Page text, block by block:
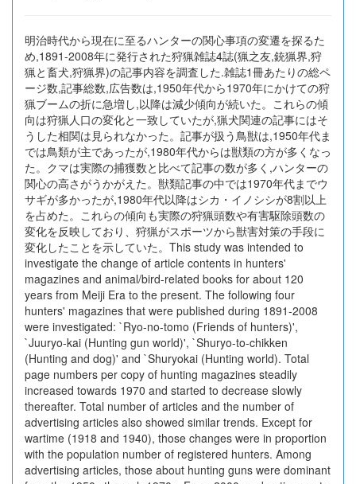
明治時代から現在に至るハンターの関心事項の変遷を探るた
め,1891-2008年に発行された狩猟雑誌4誌(猟之友,銃猟界,狩
猟と畜犬,狩猟界)の記事内容を調査した.雑誌1冊あたりの総ペ
ージ数,記事総数,広告数は,1950年代から1970年にかけての狩
猟ブームの折に急増し,以降は減少傾向が続いた。これらの傾
向は狩猟人口の変化と一致していたが,猟犬関連の記事にはそ
うした相関は見られなかった。記事が扱う鳥獣は,1950年代ま
では鳥類が主であったが,1980年代からは獣類の方が多くなっ
た。クマは実際の捕獲数と比べて記事の数が多く,ハンターの
関心の高さがうかがえた。獣類記事の中では1970年代までウ
サギが多かったが,1980年代以降はシカ・イノシシが8割以上
を占めた。これらの傾向も実際の狩猟頭数や有害駆除頭数の
変化を反映しており、狩猟がスポーツから獣害対策の手段に
変化したことを示していた。This study was intended to
investigate the change of article contents in hunters'
magazines and animal/bird-related books for about 120
years from Meiji Era to the present. The following four
hunters' magazines that were published during 1891-2008
were investigated: `Ryo-no-tomo (Friends of hunters)',
`Juuryo-kai (Hunting gun world)', `Shuryo-to-chikken
(Hunting and dog)' and `Shuryokai (Hunting world). Total
page numbers per copy of hunting magazines steadily
increased towards 1970 and started to decrease slowly
thereafter. Total number of articles and the number of
advertising articles also showed similar trends. Except for
wartime (1918 and 1940), those changes were in proportion
with the population number of registered hunters. Among
advertising articles, those about hunting guns were dominant